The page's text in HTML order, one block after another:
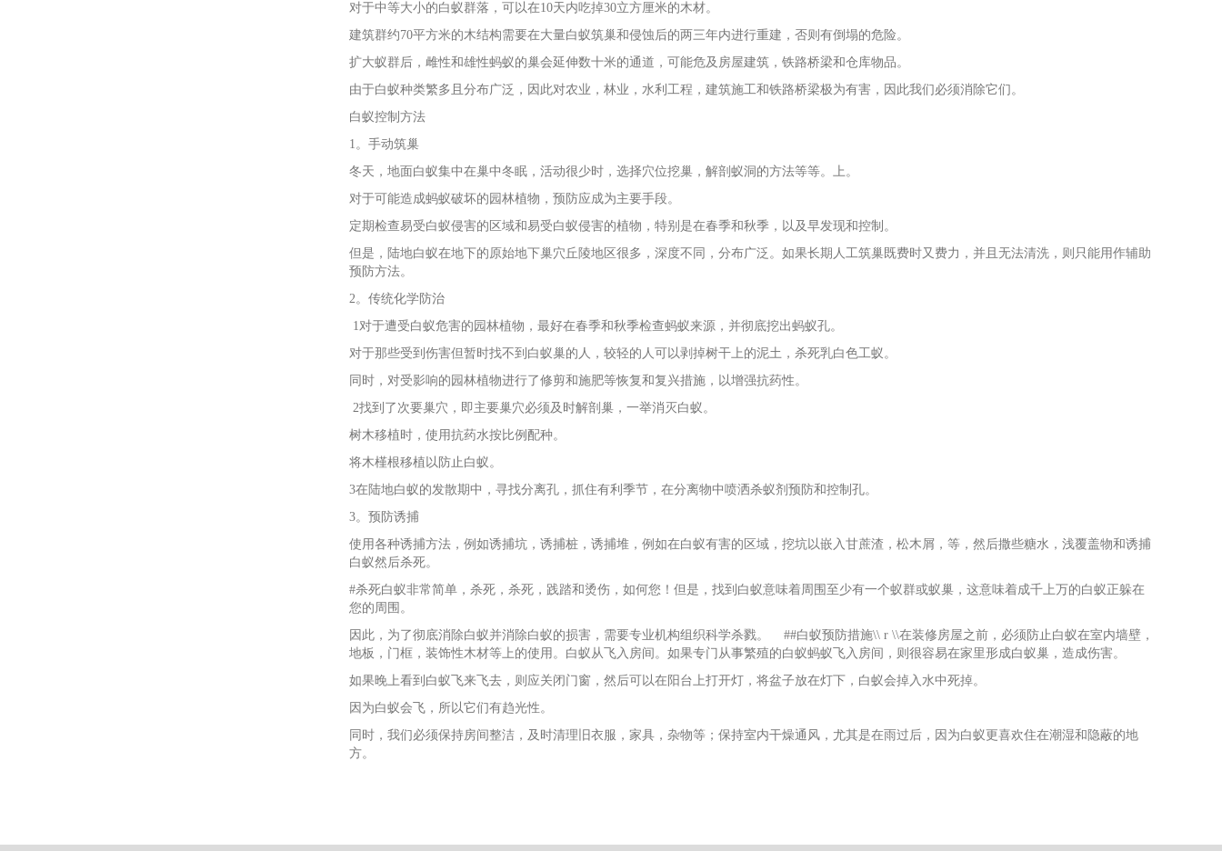
对于中等大小的白蚁群落，可以在10天内吃掉30立方厘米的木材。
建筑群约70平方米的木结构需要在大量白蚁筑巢和侵蚀后的两三年内进行重建，否则有倒塌的危险。
扩大蚁群后，雌性和雄性蚂蚁的巢会延伸数十米的通道，可能危及房屋建筑，铁路桥梁和仓库物品。
由于白蚁种类繁多且分布广泛，因此对农业，林业，水利工程，建筑施工和铁路桥梁极为有害，因此我们必须消除它们。
白蚁控制方法
1。手动筑巢
冬天，地面白蚁集中在巢中冬眠，活动很少时，选择穴位挖巢，解剖蚁洞的方法等等。上。
对于可能造成蚂蚁破坏的园林植物，预防应成为主要手段。
定期检查易受白蚁侵害的区域和易受白蚁侵害的植物，特别是在春季和秋季，以及早发现和控制。
但是，陆地白蚁在地下的原始地下巢穴丘陵地区很多，深度不同，分布广泛。如果长期人工筑巢既费时又费力，并且无法清洗，则只能用作辅助
预防方法。
2。传统化学防治
1对于遭受白蚁危害的园林植物，最好在春季和秋季检查蚂蚁来源，并彻底挖出蚂蚁孔。
对于那些受到伤害但暂时找不到白蚁巢的人，较轻的人可以剥掉树干上的泥土，杀死乳白色工蚁。
同时，对受影响的园林植物进行了修剪和施肥等恢复和复兴措施，以增强抗药性。
2找到了次要巢穴，即主要巢穴必须及时解剖巢，一举消灭白蚁。
树木移植时，使用抗药水按比例配种。
将木槿根移植以防止白蚁。
3在陆地白蚁的发散期中，寻找分离孔，抓住有利季节，在分离物中喷洒杀蚁剂预防和控制孔。
3。预防诱捕
使用各种诱捕方法，例如诱捕坑，诱捕桩，诱捕堆，例如在白蚁有害的区域，挖坑以嵌入甘蔗渣，松木屑，等，然后撒些糖水，浅覆盖物和诱捕
白蚁然后杀死。
#杀死白蚁非常简单，杀死，杀死，践踏和烫伤，如何您！但是，找到白蚁意味着周围至少有一个蚁群或蚁巢，这意味着成千上万的白蚁正躲在
您的周围。
因此，为了彻底消除白蚁并消除白蚁的损害，需要专业机构组织科学杀戮。 ##白蚁预防措施\\ r \\在装修房屋之前，必须防止白蚁在室内墙壁，
地板，门框，装饰性木材等上的使用。白蚁从飞入房间。如果专门从事繁殖的白蚁蚂蚁飞入房间，则很容易在家里形成白蚁巢，造成伤害。
如果晚上看到白蚁飞来飞去，则应关闭门窗，然后可以在阳台上打开灯，将盆子放在灯下，白蚁会掉入水中死掉。
因为白蚁会飞，所以它们有趋光性。
同时，我们必须保持房间整洁，及时清理旧衣服，家具，杂物等；保持室内干燥通风，尤其是在雨过后，因为白蚁更喜欢住在潮湿和隐蔽的地
方。